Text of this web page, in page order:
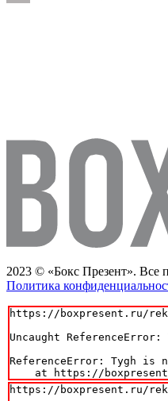
2023 © «Бокс Презент». Все
Политика
https://boxpresent.ru/
Uncaught
ReferenceError: Tygh is
at https://
https://boxpresent.ru/